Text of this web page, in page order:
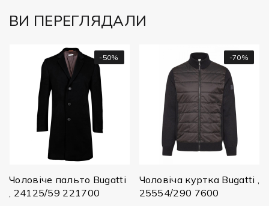
ВИ ПЕРЕГЛЯДАЛИ
-50%
Чоловіче пальто Bugatti
, 24125/59 221700
-70%
Чоловіча куртка Bugatti ,
25554/290 7600